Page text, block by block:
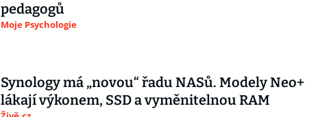
pedagogů
Moje Psychologie
Synology má „novou“ řadu NASů. Modely Neo+
lákají výkonem, SSD a vyměnitelnou RAM